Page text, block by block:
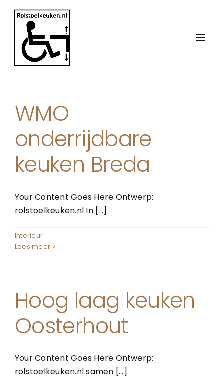
naar
De rolstoelkeuken
Contact
WMO
onderrijdbare
keuken Breda
Your Content Goes Here Ontwerp:
rolstoelkeuken.nl In [...]
Interieur
Lees meer
Hoog laag keuken
Oosterhout
Your Content Goes Here Ontwerp:
rolstoelkeuken.nl samen [...]